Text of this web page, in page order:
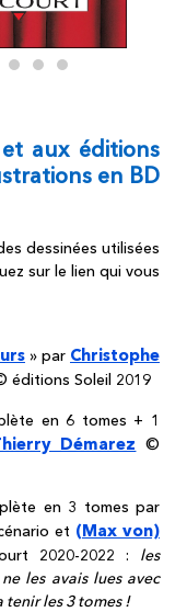
aux éditions
en BD
dessinées utilisées
sur le lien qui vous
» par Christophe
éditions Soleil 2019
en 6 tomes + 1
Démarez ©
en 3 tomes par
et (Max von)
2020-2022 : les
les avais lues avec
tenir les 3 tomes !